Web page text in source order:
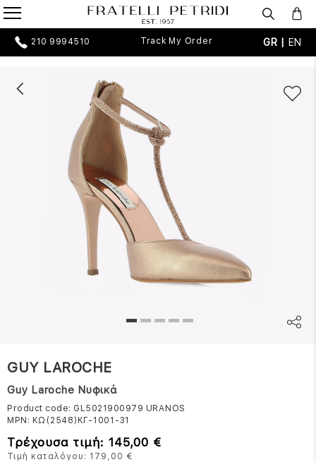
210 9994510 Track My Order GR | EN
GUY LAROCHE
Guy Laroche Νυφικά
Product code: GL5021900979 URANOS
MPN: ΚΩ(2548)ΚΓ-1001-31
Τρέχουσα τιμή: 145,00 €
Τιμή καταλόγου: 179,00 €